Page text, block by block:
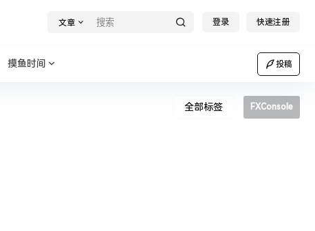
文章 登录 快速注册
摸鱼时间 投稿
全部标签 FXConsole